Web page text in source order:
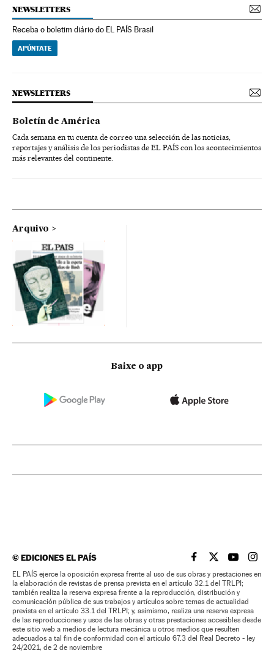
NEWSLETTERS
Receba o boletim diário do EL PAÍS Brasil
APÚNTATE
NEWSLETTERS
Boletín de América
Cada semana en tu cuenta de correo una selección de las noticias,
reportajes y análisis de los periodistas de EL PAÍS con los acontecimientos
más relevantes del continente.
Arquivo
Baixe o app
©EDICIONES EL PAÍS EL PAÍS BRASIL EN
EL PAÍSEL PAÍS
EL
EL PAÍS ejerce la oposición expresa frente al uso de sus obras y prestaciones en
la elaboración de revistas de prensa prevista en el artículo 32.1 del TRLPI;
también realiza la reserva expresa frente a la reproducción, distribución y
comunicación pública de sus trabajos y artículos sobre temas de actualidad
prevista en el artículo 33.1 del TRLPI; y, asimismo, realiza una reserva expresa
de las reproducciones y usos de las obras y otras prestaciones accesibles desde
este sitio web a medios de lectura mecánica u otros medios que resulten
adecuados a tal fin de conformidad con el artículo 67.3 del Real Decreto - ley
24/2021, de 2 de noviembre